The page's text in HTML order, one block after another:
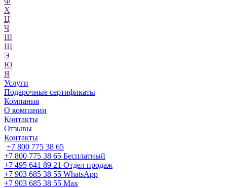
Х
Ц
Ч
Ш
Щ
Э
Ю
Я
Услуги
Подарочные сертификаты
Компания
О компании
Контакты
Отзывы
Контакты
+7 800 775 38 65
+7 800 775 38 65 Бесплатный
+7 495 641 89 21 Отдел продаж
+7 903 685 38 55 WhatsApp
+7 903 685 38 55 Max